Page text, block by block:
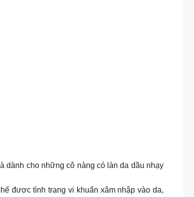
dành cho những cô nàng có làn da dầu nhạy
được tình trạng vi khuẩn xâm nhập vào da,